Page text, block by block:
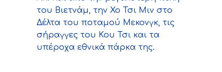
του Βιετνάμ, την Χο Τσι Μιν στο
Δέλτα του ποταμού Μεκονγκ, τις
σήραγγες του Κου Τσι και τα
υπέροχα εθνικά πάρκα της.